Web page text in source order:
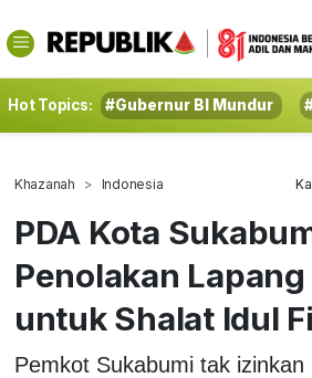
Hot Topics: #Gubernur BI Mundur
Khazanah Indonesia
PDA Kota
Penolakan
untuk Shalat Idul
Pemkot Sukabumi tak